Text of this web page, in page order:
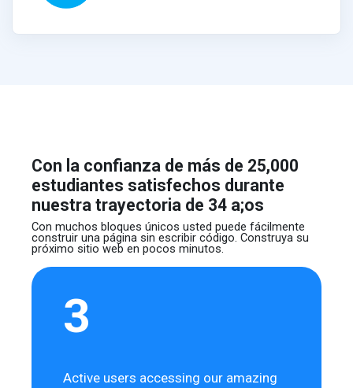
Con la confianza de más de 25,000
estudiantes satisfechos durante
nuestra trayectoria de 34 a;os
Con muchos bloques únicos usted puede fácilmente
construiruna página sin escribir código. Construya su
próximo sitio weben pocos minutos.
3
Active users accessing our amazing